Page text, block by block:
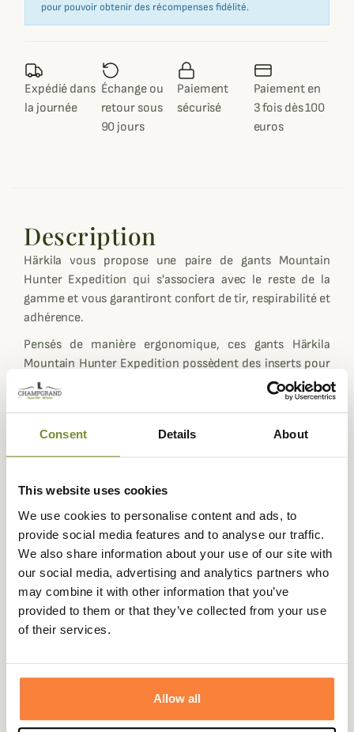
Consent Details About
This website uses cookies
We use cookies to personalise content and ads, to
provide social media features and to analyse our traffic.
We also share information about your use of our site with
our social media, advertising and analytics partners who
may combine it with other information that you’ve
provided to them or that they’ve collected from your use
of their services.
Allow all
pour pouvoir obtenir des récompenses fidélité.
Expédié dans
la journée
Échange ou
retour sous
90 jours
Paiement
sécurisé
Paiement en
3 fois dès 100
euros
Description
Härkila vous propose une paire de gants Mountain
Hunter Expedition qui s'associera avec le reste de la
gamme et vous garantiront confort de tir, respirabilité et
adhérence.
Pensés de manière ergonomique, ces gants Härkila
Mountain Hunter Expedition possèdent des inserts pour
le tactile téléphone ou GPS au niveau de l'index et du
pouce ainsi que de grips sur la paume pour un excellent
coupe de ces gants est ajustée et la matière extensible
afin que vous ressentiez toutes les sensations.
Le camouflage AXIS MSPMountain a été développé pour
Pour les tailles de gants il vous suffit de suivre le guide
suivant :
Tour de paume :
22 cm Taille M
26 cm Taille XL
Fiche technique